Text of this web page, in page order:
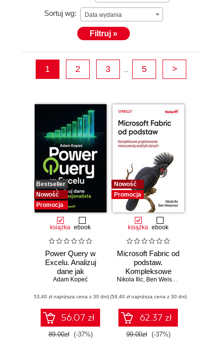
Sortuj wg: Data wydania
Filtruj »
1 2 3 ... 5 >
Bestseller
Nowość
Promocja
książka ebook
Power Query w
Excelu. Analizuj
dane jak
profesjonalista
Adam Kopeć
(53,40 zł najniższa cena z 30 dni)
56.07 zł
89.00zł (-37%)
Nowość
Promocja
książka ebook
Microsoft Fabric od
podstaw.
Kompleksowe
projektowanie
analityki danych
Nikola Ilic, Ben Weissman
(59,40 zł najniższa cena z 30 dni)
62.37 zł
99.00zł (-37%)